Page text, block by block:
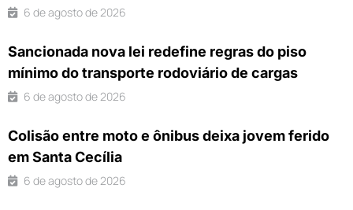
6 de agosto de 2026
Sancionada nova lei redefine regras do piso
mínimo do transporte rodoviário de cargas
6 de agosto de 2026
Colisão entre moto e ônibus deixa jovem ferido
em Santa Cecília
6 de agosto de 2026